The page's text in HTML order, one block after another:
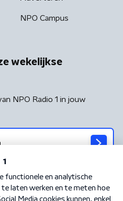
NPO Campus
wekelijkse
NPO Radio 1 in jouw